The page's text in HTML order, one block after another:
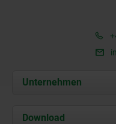
Unternehmen
Über uns
Download